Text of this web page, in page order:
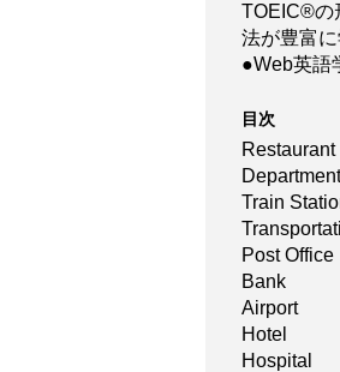
TOEIC®の
法が豊富
●Web英語
目次
Restaurant
Train
Post Office
Bank
Airport
Hotel
Hospital